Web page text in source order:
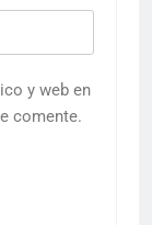
y web en
comente.